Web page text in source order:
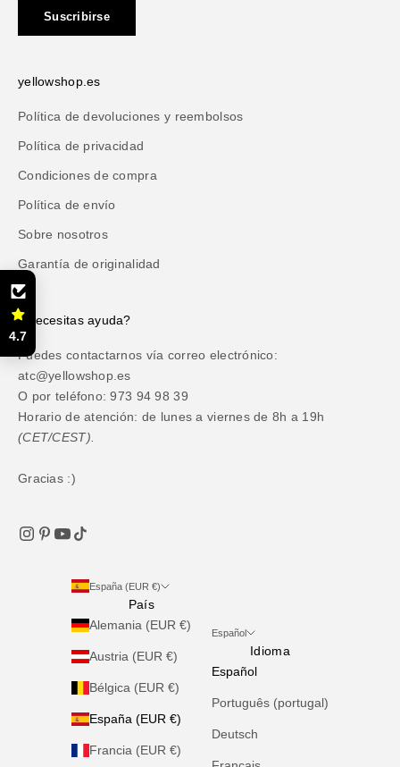
Suscribirse
yellowshop.es
Política de devoluciones y reembolsos
Política de privacidad
Condiciones de compra
Política de envío
Sobre nosotros
Garantía de originalidad
¿Necesitas ayuda?
Puedes contactarnos vía correo electrónico:
atc@yellowshop.es
O por teléfono: 973 94 98 39
Horario de atención: de lunes a viernes de 8h a 19h
(CET/CEST).
Gracias :)
España (EUR €)
País
Alemania (EUR €)
Austria (EUR €)
Bélgica (EUR €)
España (EUR €)
Francia (EUR €)
Español
Idioma
Español
Português (portugal)
Deutsch
4.7